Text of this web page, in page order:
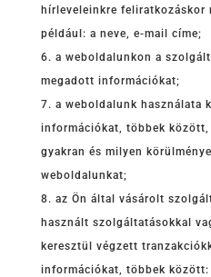
hírleveleinkre feliratkozáskor
például: a neve, e-mail címe;
a weboldalunkon a
megadott információkat;
a weboldalunk használata
információkat, többek között,
gyakran és milyen
weboldalunkat;
az Ön által vásárolt
használt szolgáltatásokkal
keresztül végzett
információkat, többek között: